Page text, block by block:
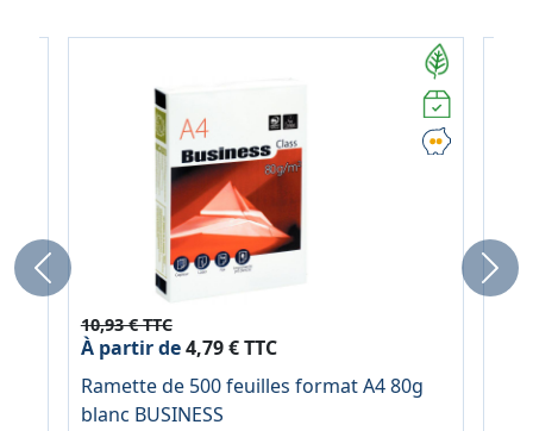
10,93 € TTC
À partir de4,79 € TTC
Ramette de 500 feuilles format A4 80g
blanc BUSINESS
Previous Next